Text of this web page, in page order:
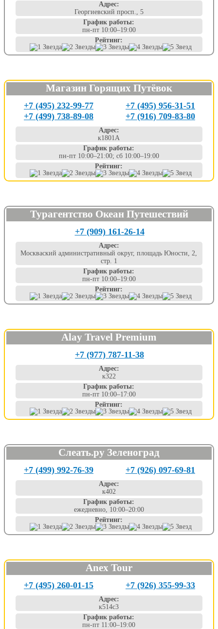
Адрес:
Георгиевский просп., 5
График работы:
пн-пт 10:00–19:00
Рейтинг:
Магазин Горящих Путёвок
+7 (495) 232-99-77
+7 (495) 956-31-51
+7 (499) 738-89-08
+7 (916) 709-83-80
Адрес:
к1801А
График работы:
пн-пт 10:00–21:00; сб 10:00–19:00
Рейтинг:
Турагентство Океан Путешествий
+7 (909) 161-26-14
Адрес:
Москваский административный округ, площадь Юности, 2,
стр. 1
График работы:
пн-пт 10:00–19:00
Рейтинг:
Alay Travel Premium
+7 (977) 787-11-38
Адрес:
к322
График работы:
пн-пт 10:00–17:00
Рейтинг:
Слеать.ру Зеленоград
+7 (499) 992-76-39 +7 (926) 097-69-81
Адрес:
к402
График работы:
ежедневно, 10:00–20:00
Рейтинг:
Anex Tour
+7 (495) 260-01-15 +7 (926) 355-99-33
Адрес:
к514с3
График работы:
пн-пт 11:00–19:00